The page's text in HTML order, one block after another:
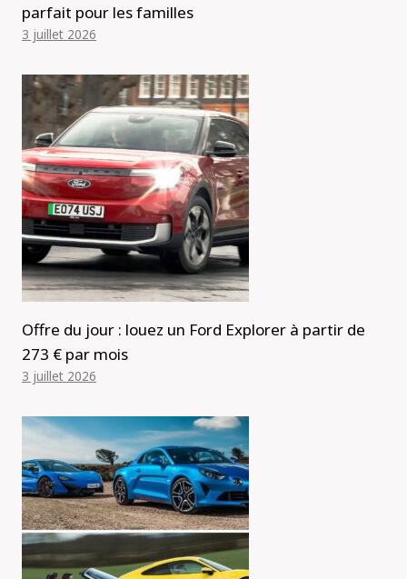
parfait pour les familles
3 juillet 2026
Offre du jour : louez un Ford Explorer à partir de
273 € par mois
3 juillet 2026